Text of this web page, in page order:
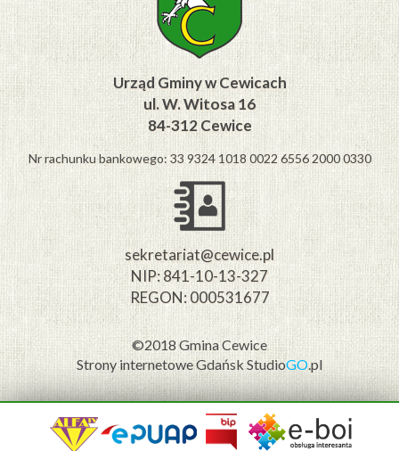
Urząd Gminy w Cewicach
ul. W. Witosa 16
84-312 Cewice
Nr rachunku bankowego: 33 9324 1018 0022 6556 2000 0330
sekretariat@cewice.pl
NIP: 841-10-13-327
REGON: 000531677
©2018 Gmina Cewice
Strony internetowe GdańskStudioGO.pl